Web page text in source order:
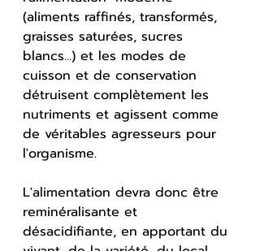
(aliments raffinés, transformés,
graisses saturées, sucres
blancs...) et les modes de
cuisson et de conservation
détruisent complètement les
nutriments et agissent comme
de véritables agresseurs pour
l'organisme.
L'alimentation devra donc être
reminéralisante et
désacidifiante, en apportant du